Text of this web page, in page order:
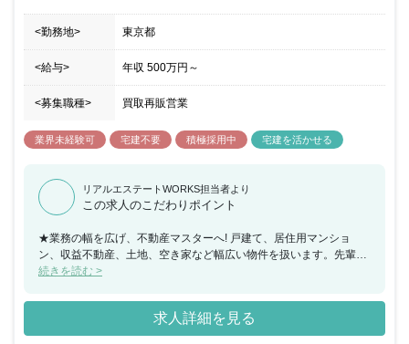
<勤務地> 東京都
<給与> 年収 500万円 ～
<募集職種> 買取再販営業
業界未経験可 宅建不要 積極採用中 宅建を活かせる
リアルエステートWORKS担当者より
この求人のこだわりポイント
★業務の幅を広げ、不動産マスターへ! 戸建て、居住用マンショ
ン、収益不動産、土地、空き家など幅広い物件を扱います。先輩達
も、買い取りから販売、仲介...と業務の幅を広げています。着実に
と、それだけ視野も広がっていきます。 <仕事のポイント> ★個人
プレーではなく、チームプレー! 先輩社員が成約を全力でサポー
ト。見込み顧客を紹介し合う、商談に同行するトークの仕方や提案
続きを読む >
求人詳細を見る